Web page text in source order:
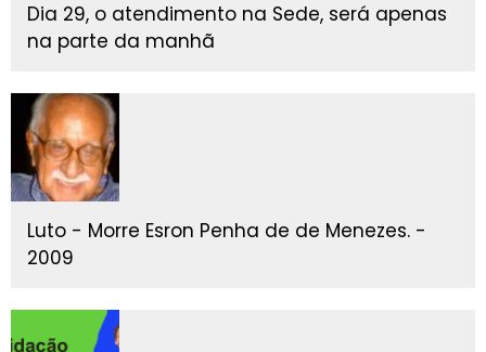
Dia 29, o atendimento na Sede, será apenas
na parte da manhã
Luto - Morre Esron Penha de de Menezes. -
2009